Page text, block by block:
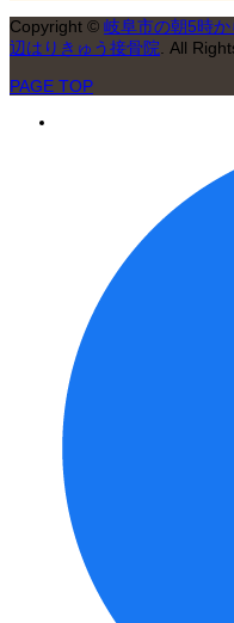
Copyright © 岐阜市の朝5時
辺はりきゅう接骨院 . All
PAGE TOP